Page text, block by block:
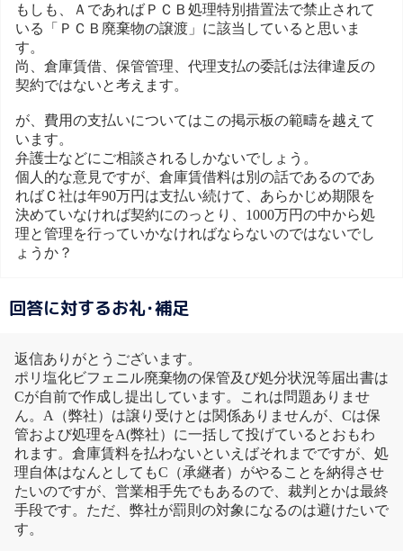
もしも、ＡであればＰＣＢ処理特別措置法で禁止されて
いる「ＰＣＢ廃棄物の譲渡」に該当していると思いま
す。
尚、倉庫賃借、保管管理、代理支払の委託は法律違反の
契約ではないと考えます。
が、費用の支払いについてはこの掲示板の範疇を越えて
います。
弁護士などにご相談されるしかないでしょう。
個人的な意見ですが、倉庫賃借料は別の話であるのであ
ればＣ社は年90万円は支払い続けて、あらかじめ期限を
決めていなければ契約にのっとり、1000万円の中から処
理と管理を行っていかなければならないのではないでし
ょうか？
回答に対するお礼･補足
返信ありがとうございます。
ポリ塩化ビフェニル廃棄物の保管及び処分状況等届出書は
Cが自前で作成し提出しています。これは問題ありませ
ん。A（弊社）は譲り受けとは関係ありませんが、Cは保
管および処理をA(弊社）に一括して投げているとおもわ
れます。倉庫賃料を払わないといえばそれまでですが、処
理自体はなんとしてもC（承継者）がやることを納得させ
たいのですが、営業相手先でもあるので、裁判とかは最終
手段です。ただ、弊社が罰則の対象になるのは避けたいで
す。